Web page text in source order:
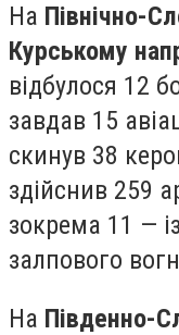
На Північно-
Курському
відбулося 12
завдав 15
скинув 38
здійснив 259
зокрема 11 —
залпового
На Південно-